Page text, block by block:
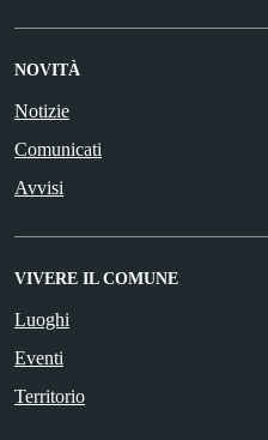
NOVITÀ
Notizie
Comunicati
Avvisi
VIVERE IL COMUNE
Luoghi
Eventi
Territorio